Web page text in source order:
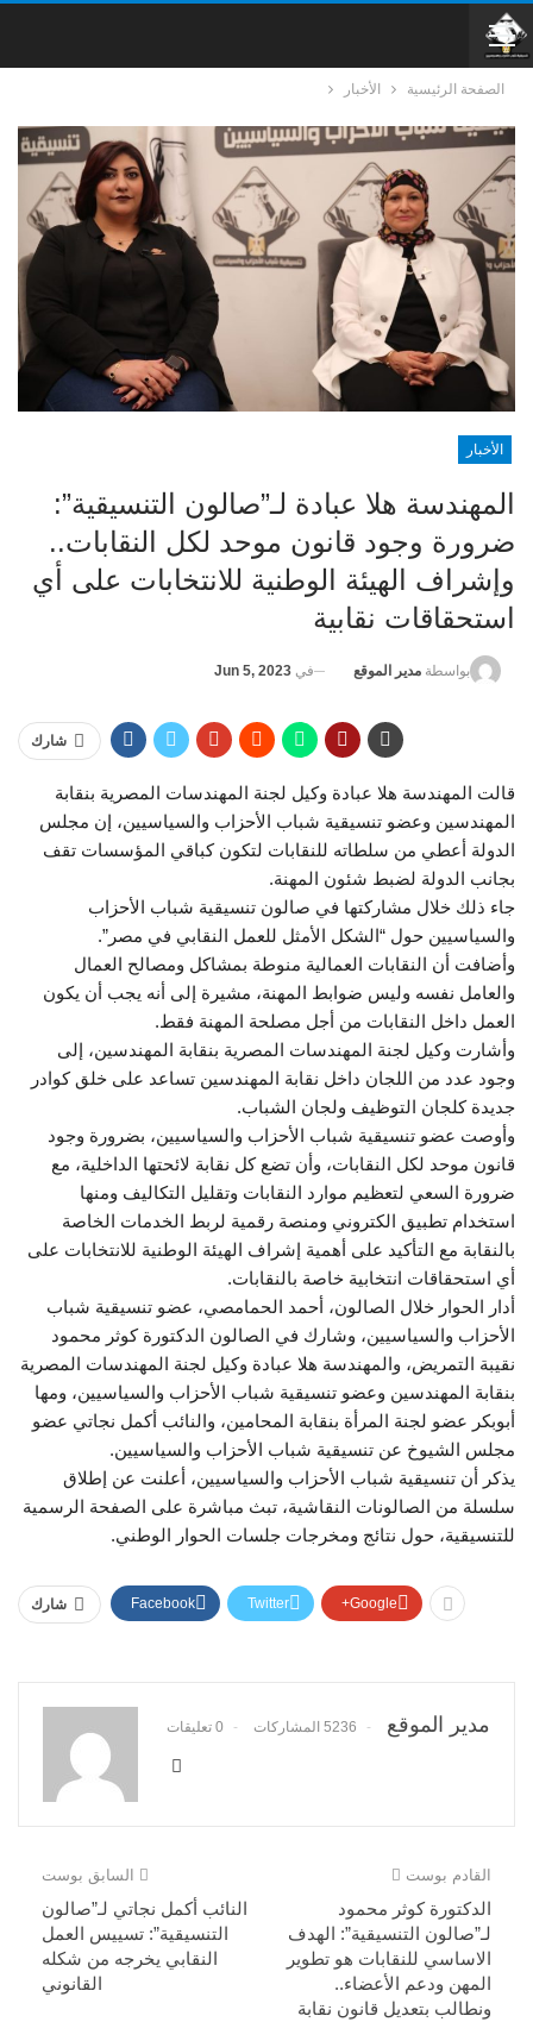
الصفحة الرئيسية الأخبار
الأخبار
المهندسة هلا عبادة لـ”صالون التنسيقية”:
ضرورة وجود قانون موحد لكل النقابات..
وإشراف الهيئة الوطنية للانتخابات على أي
استحقاقات نقابية
بواسطة مدير الموقع في Jun 5, 2023
شارك
قالت المهندسة هلا عبادة وكيل لجنة المهندسات المصرية بنقابة
المهندسين وعضو تنسيقية شباب الأحزاب والسياسيين، إن مجلس
الدولة أعطي من سلطاته للنقابات لتكون كباقي المؤسسات تقف
بجانب الدولة لضبط شئون المهنة.
جاء ذلك خلال مشاركتها في صالون تنسيقية شباب الأحزاب
والسياسيين حول “الشكل الأمثل للعمل النقابي في مصر”.
وأضافت أن النقابات العمالية منوطة بمشاكل ومصالح العمال
والعامل نفسه وليس ضوابط المهنة، مشيرة إلى أنه يجب أن يكون
العمل داخل النقابات من أجل مصلحة المهنة فقط.
وأشارت وكيل لجنة المهندسات المصرية بنقابة المهندسين، إلى
وجود عدد من اللجان داخل نقابة المهندسين تساعد على خلق كوادر
جديدة كلجان التوظيف ولجان الشباب.
وأوصت عضو تنسيقية شباب الأحزاب والسياسيين، بضرورة وجود
قانون موحد لكل النقابات، وأن تضع كل نقابة لائحتها الداخلية، مع
ضرورة السعي لتعظيم موارد النقابات وتقليل التكاليف ومنها
استخدام تطبيق الكتروني ومنصة رقمية لربط الخدمات الخاصة
بالنقابة مع التأكيد على أهمية إشراف الهيئة الوطنية للانتخابات على
أي استحقاقات انتخابية خاصة بالنقابات.
أدار الحوار خلال الصالون، أحمد الحمامصي، عضو تنسيقية شباب
الأحزاب والسياسيين، وشارك في الصالون الدكتورة كوثر محمود
نقيبة التمريض، والمهندسة هلا عبادة وكيل لجنة المهندسات المصرية
بنقابة المهندسين وعضو تنسيقية شباب الأحزاب والسياسيين، ومها
أبوبكر عضو لجنة المرأة بنقابة المحامين، والنائب أكمل نجاتي عضو
مجلس الشيوخ عن تنسيقية شباب الأحزاب والسياسيين.
يذكر أن تنسيقية شباب الأحزاب والسياسيين، أعلنت عن إطلاق
سلسلة من الصالونات النقاشية، تبث مباشرة على الصفحة الرسمية
للتنسيقية، حول نتائج ومخرجات جلسات الحوار الوطني.
شارك Facebook Twitter Google+
مدير الموقع 5236 المشاركات 0 تعليقات
السابق بوست
النائب أكمل نجاتي لـ”صالون
التنسيقية”: تسييس العمل
النقابي يخرجه من شكله
القانوني
القادم بوست
الدكتورة كوثر محمود
لـ”صالون التنسيقية”: الهدف
الاساسي للنقابات هو تطوير
المهن ودعم الأعضاء..
ونطالب بتعديل قانون نقابة